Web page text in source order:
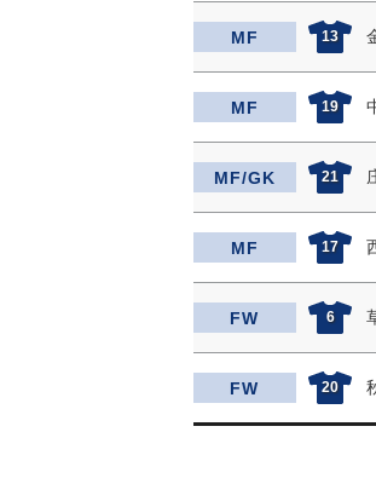
MF 13
MF 19
MF/GK 21
MF 17
FW 6
FW 20